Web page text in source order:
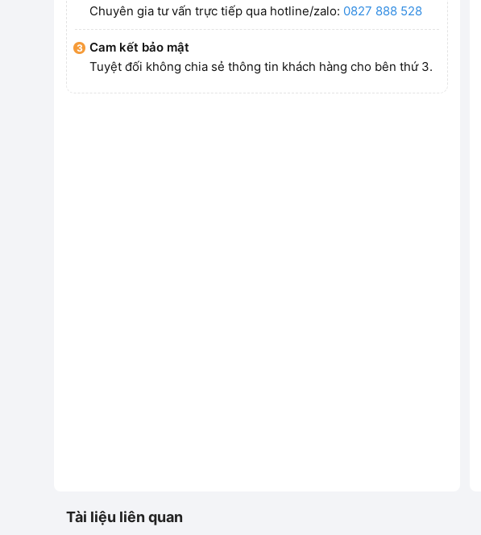
Chuyên gia tư vấn trực tiếp qua hotline/zalo: 0827 888 528
Cam kết bảo mật
Tuyệt đối không chia sẻ thông tin khách hàng cho bên thứ 3.
Tài liệu liên quan